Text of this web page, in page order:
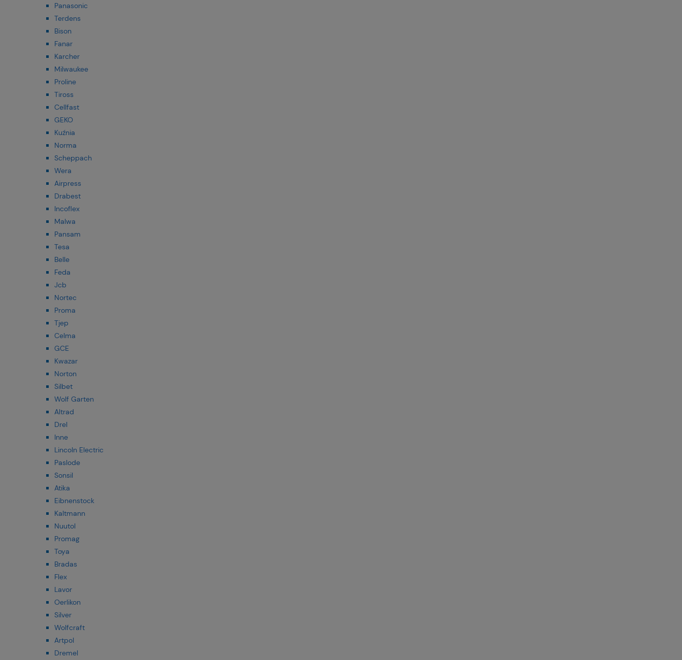
Panasonic
Terdens
Bison
Fanar
Karcher
Milwaukee
Proline
Tiross
Cellfast
GEKO
Kuźnia
Norma
Scheppach
Wera
Airpress
Drabest
Incoflex
Malwa
Pansam
Tesa
Belle
Feda
Jcb
Nortec
Proma
Tjep
Celma
GCE
Kwazar
Norton
Silbet
Wolf Garten
Altrad
Drel
Inne
Lincoln Electric
Paslode
Sonsil
Atika
Eibnenstock
Kaltmann
Nuutol
Promag
Toya
Bradas
Flex
Lavor
Oerlikon
Silver
Wolfcraft
Artpol
Dremel